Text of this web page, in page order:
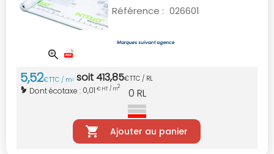
Référence : 026601
5,52€TTC / m2 soit413,85€TTC / RL
Dont écotaxe : 0,01 € HT / m2 0 RL
Ajouter au panier